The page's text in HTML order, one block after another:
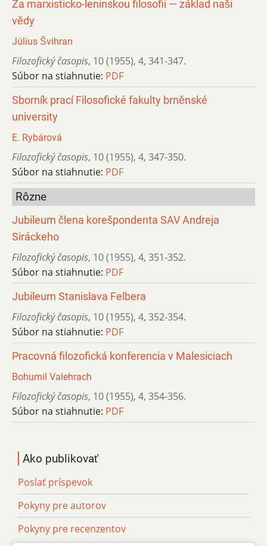
Za marxisticko-leninskou filosofii — základ naši
vědy
Július Švihran
Filozofický časopis, 10 (1955), 4, 341-347.
Súbor na stiahnutie: PDF
Sborník prací Filosofické fakulty brněnské
university
E. Rybárová
Filozofický časopis, 10 (1955), 4, 347-350.
Súbor na stiahnutie: PDF
Rôzne
Jubileum člena korešpondenta SAV Andreja
Siráckeho
Filozofický časopis, 10 (1955), 4, 351-352.
Súbor na stiahnutie: PDF
Jubileum Stanislava Felbera
Filozofický časopis, 10 (1955), 4, 352-354.
Súbor na stiahnutie: PDF
Pracovná filozofická konferencia v Malesiciach
Bohumil Valehrach
Filozofický časopis, 10 (1955), 4, 354-356.
Súbor na stiahnutie: PDF
Ako publikovať
Poslať príspevok
Pokyny pre autorov
Pokyny pre recenzentov